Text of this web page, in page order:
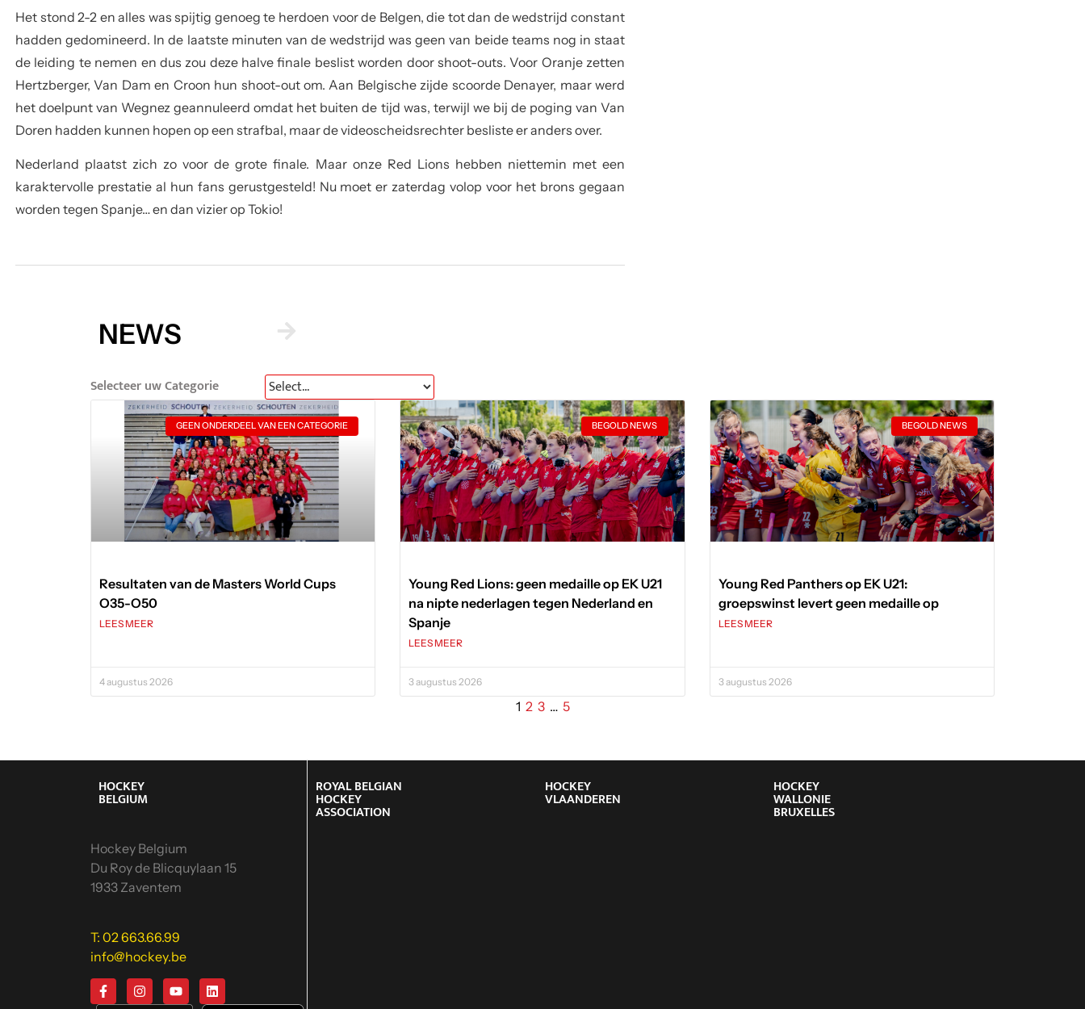
Het stond 2-2 en alles was spijtig genoeg te herdoen voor de Belgen, die tot dan de wedstrijd constant
hadden gedomineerd. In de laatste minuten van de wedstrijd was geen van beide teams nog in staat
de leiding te nemen en dus zou deze halve finale beslist worden door shoot-outs. Voor Oranje zetten
Hertzberger, Van Dam en Croon hun shoot-out om. Aan Belgische zijde scoorde Denayer, maar werd
het doelpunt van Wegnez geannuleerd omdat het buiten de tijd was, terwijl we bij de poging van Van
Doren hadden kunnen hopen op een strafbal, maar de videoscheidsrechter besliste er anders over.
Nederland plaatst zich zo voor de grote finale. Maar onze Red Lions hebben niettemin met een
karaktervolle prestatie al hun fans gerustgesteld! Nu moet er zaterdag volop voor het brons gegaan
worden tegen Spanje… en dan vizier op Tokio!
NEWS
Selecteer uw Categorie
GEEN ONDERDEEL VAN EEN CATEGORIE
Resultaten van de Masters World Cups
O35-O50
LEES MEER
4 augustus 2026
BEGOLD NEWS
Young Red Lions: geen medaille op EK U21
na nipte nederlagen tegen Nederland en
Spanje
LEES MEER
3 augustus 2026
BEGOLD NEWS
Young Red Panthers op EK U21:
groepswinst levert geen medaille op
LEES MEER
3 augustus 2026
1 2 3 … 5
HOCKEY
BELGIUM
Hockey Belgium
Du Roy de Blicquylaan 15
1933 Zaventem
T: 02 663.66.99
info@hockey.be
ROYAL BELGIAN
HOCKEY
ASSOCIATION
HOCKEY
VLAANDEREN
HOCKEY
WALLONIE
BRUXELLES